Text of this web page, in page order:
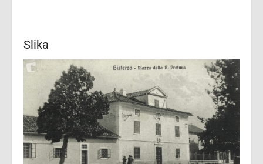
Slika